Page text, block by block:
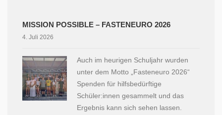
MISSION POSSIBLE – FASTENEURO 2026
4. Juli 2026
Auch im heurigen Schuljahr wurden
unter dem Motto „Fasteneuro 2026“
Spenden für hilfsbedürftige
Schüler:innen gesammelt und das
Ergebnis kann sich sehen lassen.